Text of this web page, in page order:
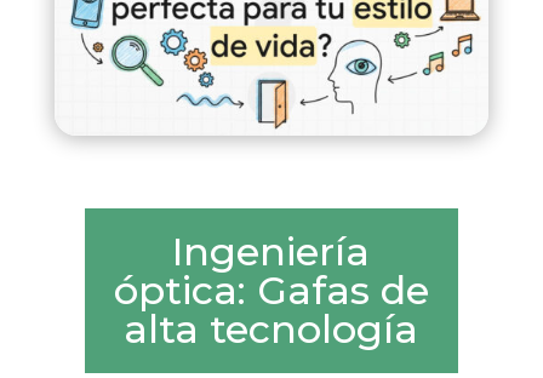
Ingeniería
óptica: Gafas de
alta tecnología